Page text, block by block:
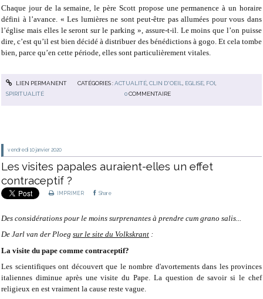
Chaque jour de la semaine, le père Scott propose une permanence à un horaire
défini à l’avance. « Les lumières ne sont peut-être pas allumées pour vous dans
l’église mais elles le seront sur le parking », assure-t-il. Le moins que l’on puisse
dire, c’est qu’il est bien décidé à distribuer des bénédictions à gogo. Et cela tombe
bien, parce qu’en cette période, elles sont particulièrement vitales.
LIEN PERMANENT CATÉGORIES :ACTUALITÉ, CLIN D'OEIL EGLISE, FOI
SPIRITUALITÉ
0 COMMENTAIRE
vendredi 10 janvier 2020
Les visites papales auraient-elles un effet
contraceptif ?
IMPRIMER Share
Des considérations pour le moins surprenantes à prendre cum grano salis...
De Jarl van der Ploeg sur le site du Volkskrant :
La visite du pape comme contraceptif?
Les scientifiques ont découvert que le nombre d'avortements dans les provinces
italiennes diminue après une visite du Pape. La question de savoir si le chef
religieux en est vraiment la cause reste vague.